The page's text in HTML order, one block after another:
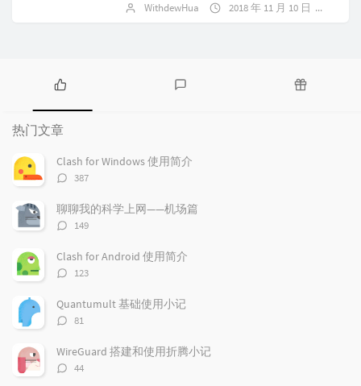
于 WireGuard 是 UDP...
WithdewHua 2018 年 11 月 10 日
热
门
文
章
论
热门文章
Clash for Windows 使用简介
评
数：
387
聊聊我的科学上网——机场篇
评
数：
149
Clash for Android 使用简介
评
数：
123
Quantumult 基础使用小记
评
数：
81
WireGuard 搭建和使用折腾小记
评
44